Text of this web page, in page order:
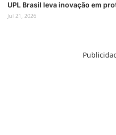
UPL Brasil leva inovação em
Jul 21, 2026